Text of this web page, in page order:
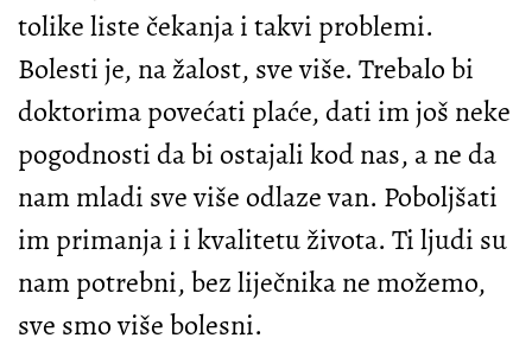
tolike liste čekanja i takvi problemi.
Bolesti je, na žalost, sve više. Trebalo bi
doktorima povećati plaće, dati im još neke
pogodnosti da bi ostajali kod nas, a ne da
nam mladi sve više odlaze van. Poboljšati
im primanja i i kvalitetu života. Ti ljudi su
nam potrebni, bez liječnika ne možemo,
sve smo više bolesni.